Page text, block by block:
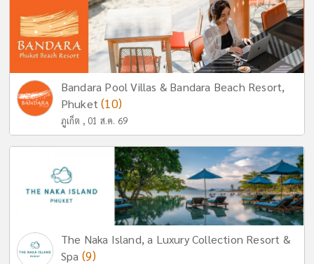
Bandara Pool Villas & Bandara Beach Resort,
Phuket(10)
ภูเก็ต , 01 ส.ค. 69
The Naka Island, a Luxury Collection Resort &
Spa (9)